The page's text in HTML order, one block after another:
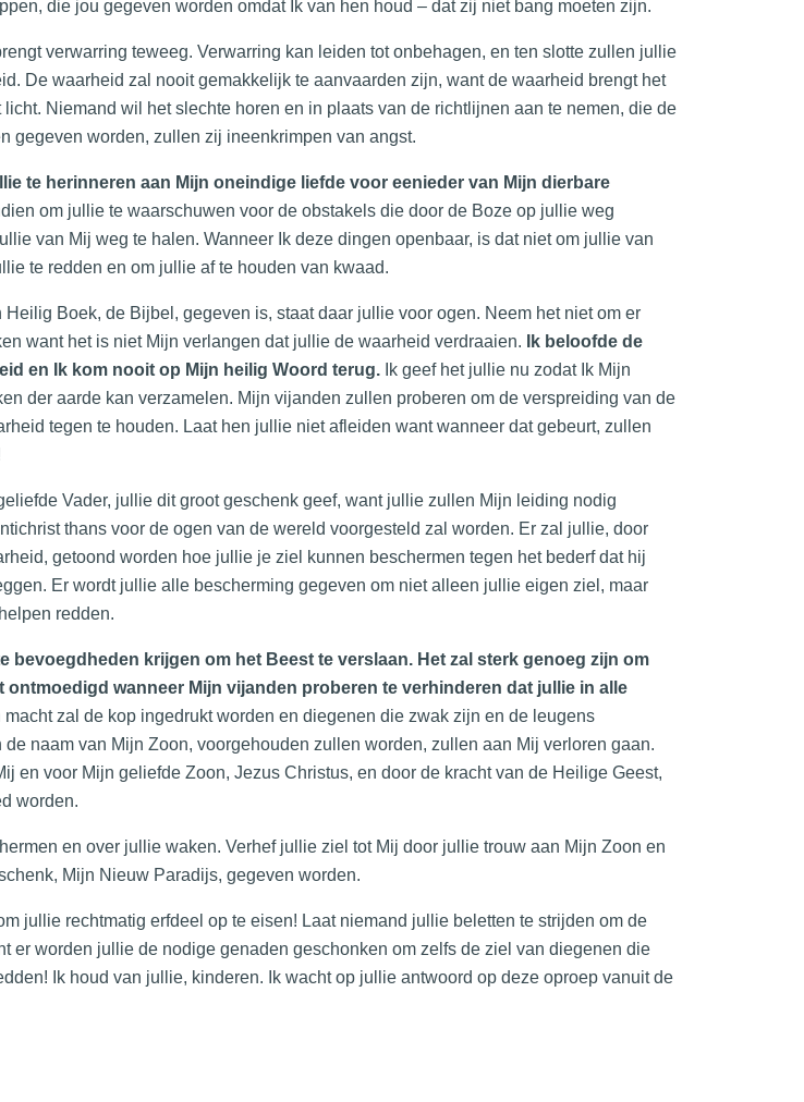
die jou gegeven worden omdat Ik van hen houd – dat zij niet bang moeten zijn.
verwarring teweeg. Verwarring kan leiden tot onbehagen, en ten slotte zullen jullie
De waarheid zal nooit gemakkelijk te aanvaarden zijn, want de waarheid brengt het
Niemand wil het slechte horen en in plaats van de richtlijnen aan te nemen, die de
gegeven worden, zullen zij ineenkrimpen van angst.
te herinneren aan Mijn oneindige liefde voor eenieder van Mijn dierbare
om jullie te waarschuwen voor de obstakels die door de Boze op jullie weg
van Mij weg te halen. Wanneer Ik deze dingen openbaar, is dat niet om jullie van
te redden en om jullie af te houden van kwaad.
Boek, de Bijbel, gegeven is, staat daar jullie voor ogen. Neem het niet om er
want het is niet Mijn verlangen dat jullie de waarheid verdraaien.
Ik beloofde de
en Ik kom nooit op Mijn heilig Woord terug. Ik geef het jullie nu zodat Ik Mijn
der aarde kan verzamelen. Mijn vijanden zullen proberen om de verspreiding van de
tegen te houden. Laat hen jullie niet afleiden want wanneer dat gebeurt, zullen
Vader, jullie dit groot geschenk geef, want jullie zullen Mijn leiding nodig
thans voor de ogen van de wereld voorgesteld zal worden. Er zal jullie, door
getoond worden hoe jullie je ziel kunnen beschermen tegen het bederf dat hij
Er wordt jullie alle bescherming gegeven om niet alleen jullie eigen ziel, maar
redden.
bevoegdheden krijgen om het Beest te verslaan. Het zal sterk genoeg zijn om
ontmoedigd wanneer Mijn vijanden proberen te verhinderen dat jullie in alle
macht zal de kop ingedrukt worden en diegenen die zwak zijn en de leugens
naam van Mijn Zoon, voorgehouden zullen worden, zullen aan Mij verloren gaan.
en voor Mijn geliefde Zoon, Jezus Christus, en door de kracht van de Heilige Geest,
worden.
en over jullie waken. Verhef jullie ziel tot Mij door jullie trouw aan Mijn Zoon en
Mijn Nieuw Paradijs, gegeven worden.
jullie rechtmatig erfdeel op te eisen! Laat niemand jullie beletten te strijden om de
er worden jullie de nodige genaden geschonken om zelfs de ziel van diegenen die
Ik houd van jullie, kinderen. Ik wacht op jullie antwoord op deze oproep vanuit de